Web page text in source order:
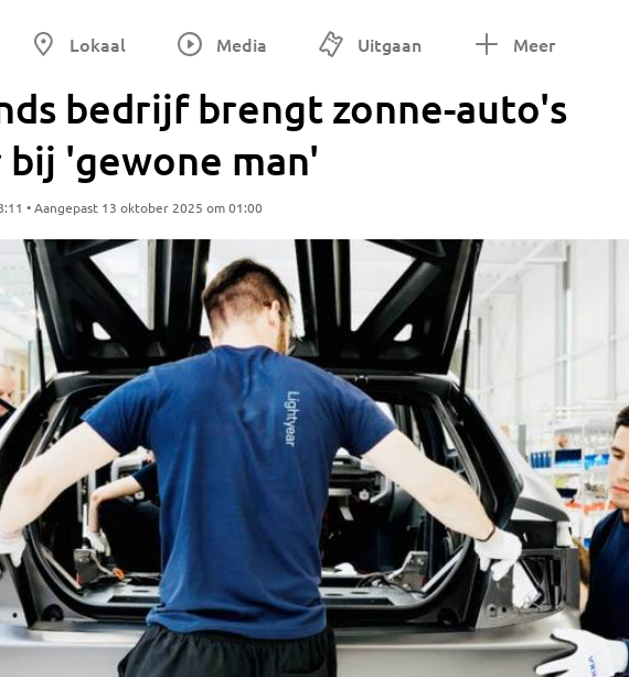
Lokaal Media Uitgaan Meer
bedrijf brengt zonne-auto's
'gewone man'
• Aangepast 13 oktober 2025 om 01:00